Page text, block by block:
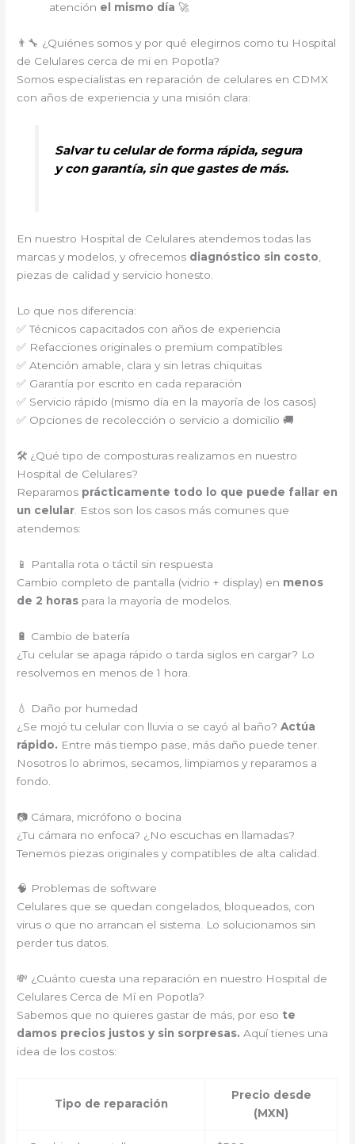
atención el mismo día 🚀
👨‍🔧 ¿Quiénes somos y por qué elegirnos como tu Hospital
de Celulares cerca de mi en Popotla?
Somos especialistas en reparación de celulares en CDMX
con años de experiencia y una misión clara:
Salvar tu celular de forma rápida, segura
y con garantía, sin que gastes de más.
En nuestro Hospital de Celulares atendemos todas las
marcas y modelos, y ofrecemos diagnóstico sin costo,
piezas de calidad y servicio honesto.
Lo que nos diferencia:
✅ Técnicos capacitados con años de experiencia
✅ Refacciones originales o premium compatibles
✅ Atención amable, clara y sin letras chiquitas
✅ Garantía por escrito en cada reparación
✅ Servicio rápido (mismo día en la mayoría de los casos)
✅ Opciones de recolección o servicio a domicilio 🚚
🛠️ ¿Qué tipo de composturas realizamos en nuestro
Hospital de Celulares?
Reparamos prácticamente todo lo que puede fallar en
un celular . Estos son los casos más comunes que
atendemos:
📱 Pantalla rota o táctil sin respuesta
Cambio completo de pantalla (vidrio + display) en menos
de 2 horas para la mayoría de modelos.
🔋 Cambio de batería
¿Tu celular se apaga rápido o tarda siglos en cargar? Lo
resolvemos en menos de 1 hora.
💧 Daño por humedad
¿Se mojó tu celular con lluvia o se cayó al baño?Actúa
rápido. Entre más tiempo pase, más daño puede tener.
Nosotros lo abrimos, secamos, limpiamos y reparamos a
fondo.
📷 Cámara, micrófono o bocina
¿Tu cámara no enfoca? ¿No escuchas en llamadas?
Tenemos piezas originales y compatibles de alta calidad.
🧠 Problemas de software
Celulares que se quedan congelados, bloqueados, con
virus o que no arrancan el sistema. Lo solucionamos sin
perder tus datos.
💸 ¿Cuánto cuesta una reparación en nuestro Hospital de
Celulares Cerca de Mí en Popotla?
Sabemos que no quieres gastar de más, por eso te
damos precios justos y sin sorpresas. Aquí tienes una
idea de los costos:
Tipo de reparación
Precio desde
(MXN)